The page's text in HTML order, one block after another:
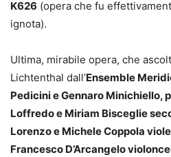
K626 (opera che fu
ignota).
Ultima, mirabile opera, che
Lichtenthal dall’Ensemble
Pedicini e Gennaro Minichiello,
Loffredo e Miriam Bisceglie
Lorenzo e Michele Coppola
Francesco D’Arcangelo